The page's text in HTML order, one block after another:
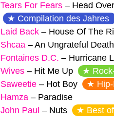
Tears For Fears – Head
Compilation des Jahres
Laid Back – House Of The
Shcaa – An Ungrateful Death
Fontaines D.C. – Hurricane
Wives – Hit Me Up
Saweetie – Hot Boy
Hamza – Paradise
John Paul – Nuts
Best